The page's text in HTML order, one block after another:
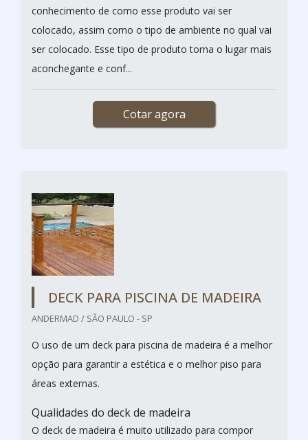
conhecimento de como esse produto vai ser
colocado, assim como o tipo de ambiente no qual vai
ser colocado. Esse tipo de produto torna o lugar mais
aconchegante e conf...
Cotar agora
DECK PARA PISCINA DE MADEIRA
ANDERMAD / SÃO PAULO - SP
O uso de um deck para piscina de madeira é a melhor
opção para garantir a estética e o melhor piso para
áreas externas.
Qualidades do deck de madeira
O deck de madeira é muito utilizado para compor